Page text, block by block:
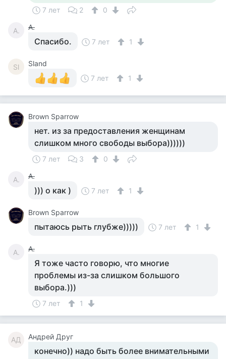
7 лет 2 0
А. А.
Спасибо. 7 лет 1
Sl
Sland
7 лет
1
Brown Sparrow
нет. из за предоставления женщинам
слишком много свободы выбора))))))
7 лет 3 0
А. А.
))) о как ) 7 лет 1
Brown Sparrow
пытаюсь рыть глубже))))) 7 лет 1
А. А.
Я тоже часто говорю, что многие
проблемы из-за слишком большого
выбора.)))
7 лет 1
АД Андрей Друг
конечно)) надо быть более внимательными